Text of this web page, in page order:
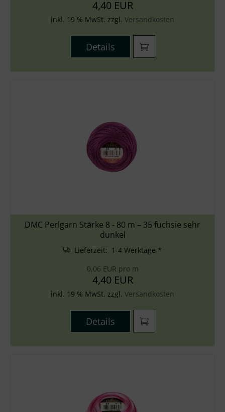
4,40 EUR
inkl. 19 % MwSt. zzgl. Versandkosten
Details
DMC Perlgarn Stärke 8 - 80 m – 35 fuchsie sehr
dunkel
Lieferzeit: 1-4 Werktage *
0,06 EUR pro m
4,40 EUR
inkl. 19 % MwSt. zzgl. Versandkosten
Details